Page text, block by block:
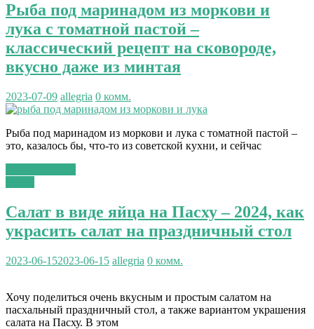
Рыба под маринадом из моркови и
лука с томатной пастой –
классический рецепт на сковороде,
вкусно даже из минтая
2023-07-09 allegria 0 комм.
Рыба под маринадом из моркови и лука с томатной пастой –
это, казалось бы, что-то из советской кухни, и сейчас
Салат в виде яйца на Пасху – 2024, как
украсить салат на праздничный стол
2023-06-152023-06-15 allegria 0 комм.
Хочу поделиться очень вкусным и простым салатом на
пасхальный праздничный стол, а также вариантом украшения
салата на Пасху. В этом